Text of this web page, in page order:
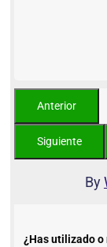
By
¿Has utilizado o